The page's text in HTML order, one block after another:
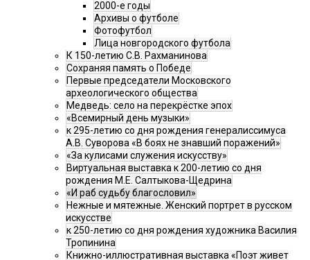
2000-е годы
Архивы о футболе
Фотофутбол
Лица новгородского футбола
К 150-летию С.В. Рахманинова
Сохраняя память о Победе
Первые председатели Московского
археологического общества
Медведь: село на перекрёстке эпох
«Всемирный день музыки»
к 295-летию со дня рождения генералиссимуса
А.В. Суворова «В боях не знавший поражений»
«За кулисами служения искусству»
Виртуальная выставка к 200-летию со дня
рождения М.Е. Салтыкова-Щедрина
«И раб судьбу благословил»
Нежные и мятежные. Женский портрет в русском
искусстве
к 250-летию со дня рождения художника Василия
Тропинина
Книжно-иллюстративная выставка «Поэт живет